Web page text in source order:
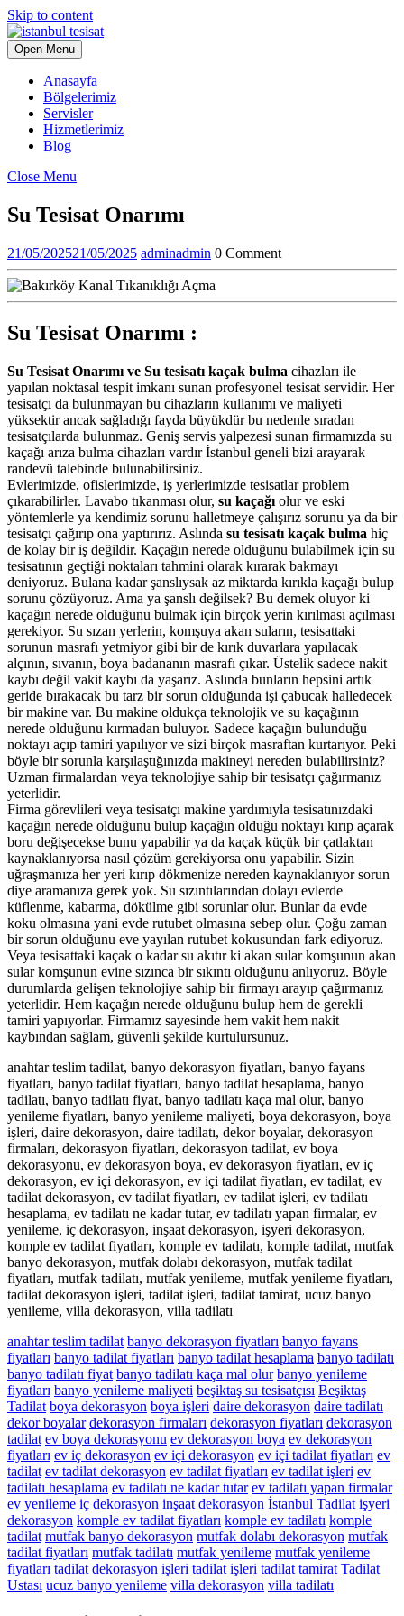
Skip to content
Open Menu
Anasayfa
Bölgelerimiz
Servisler
Hizmetlerimiz
Blog
Close Menu
Su Tesisat Onarımı
21/05/202521/05/2025 adminadmin 0 Comment
Su Tesisat Onarımı :
Su Tesisat Onarımı ve Su tesisatı kaçak bulma cihazları ile
yapılan noktasal tespit imkanı sunan profesyonel tesisat servidir. Her
tesisatçı da bulunmayan bu cihazların kullanımı ve maliyeti
yüksektir ancak sağladığı fayda büyükdür bu nedenle sıradan
tesisatçılarda bulunmaz. Geniş servis yalpezesi sunan firmamızda su
kaçağı arıza bulma cihazları vardır İstanbul geneli bizi arayarak
randevü talebinde bulunabilirsiniz.
Evlerimizde, ofislerimizde, iş yerlerimizde tesisatlar problem
çıkarabilirler. Lavabo tıkanması olur, su kaçağı olur ve eski
yöntemlerle ya kendimiz sorunu halletmeye çalışırız sorunu ya da bir
tesisatçı çağırıp ona yaptırırız. Aslında su tesisatı kaçak bulma hiç
de kolay bir iş değildir. Kaçağın nerede olduğunu bulabilmek için su
tesisatının geçtiği noktaları tahmini olarak kırarak bakmayı
deniyoruz. Bulana kadar şanslıysak az miktarda kırıkla kaçağı bulup
sorunu çözüyoruz. Ama ya şanslı değilsek? Bu demek oluyor ki
kaçağın nerede olduğunu bulmak için birçok yerin kırılması açılması
gerekiyor. Su sızan yerlerin, komşuya akan suların, tesisattaki
sorunun masrafı yetmiyor gibi bir de kırık duvarlara yapılacak
alçının, sıvanın, boya badananın masrafı çıkar. Üstelik sadece nakit
kaybı değil vakit kaybı da yaşarız. Aslında bunların hepsini artık
geride bırakacak bu tarz bir sorun olduğunda işi çabucak halledecek
bir makine var. Bu makine oldukça teknolojik ve su kaçağının
nerede olduğunu kırmadan buluyor. Sadece kaçağın bulunduğu
noktayı açıp tamiri yapılıyor ve sizi birçok masraftan kurtarıyor. Peki
böyle bir sorunla karşılaştığınızda makineyi nereden bulabilirsiniz?
Uzman firmalardan veya teknolojiye sahip bir tesisatçı çağırmanız
yeterlidir.
Firma görevlileri veya tesisatçı makine yardımıyla tesisatınızdaki
kaçağın nerede olduğunu bulup kaçağın olduğu noktayı kırıp açarak
boru değişecekse bunu yapabilir ya da kaçak küçük bir çatlaktan
kaynaklanıyorsa nasıl çözüm gerekiyorsa onu yapabilir. Sizin
uğraşmanıza her yeri kırıp dökmenize nereden kaynaklanıyor sorun
diye aramanıza gerek yok. Su sızıntılarından dolayı evlerde
küflenme, kabarma, dökülme gibi sorunlar olur. Bunlar da evde
koku olmasına yani evde rutubet olmasına sebep olur. Çoğu zaman
bir sorun olduğunu eve yayılan rutubet kokusundan fark ediyoruz.
Veya tesisattaki kaçak o kadar su akıtır ki akan sular komşunun akan
sular komşunun evine sızınca bir sıkıntı olduğunu anlıyoruz. Böyle
durumlarda gelişen teknolojiye sahip bir firmayı arayıp çağırmanız
yeterlidir. Hem kaçağın nerede olduğunu bulup hem de gerekli
tamiri yapıyorlar. Firmamız sayesinde hem vakit hem nakit
kaybından sağlam, güvenli şekilde kurtulursunuz.
anahtar teslim tadilat, banyo dekorasyon fiyatları, banyo fayans
fiyatları, banyo tadilat fiyatları, banyo tadilat hesaplama, banyo
tadilatı, banyo tadilatı fiyat, banyo tadilatı kaça mal olur, banyo
yenileme fiyatları, banyo yenileme maliyeti, boya dekorasyon, boya
işleri, daire dekorasyon, daire tadilatı, dekor boyalar, dekorasyon
firmaları, dekorasyon fiyatları, dekorasyon tadilat, ev boya
dekorasyonu, ev dekorasyon boya, ev dekorasyon fiyatları, ev iç
dekorasyon, ev içi dekorasyon, ev içi tadilat fiyatları, ev tadilat, ev
tadilat dekorasyon, ev tadilat fiyatları, ev tadilat işleri, ev tadilatı
hesaplama, ev tadilatı ne kadar tutar, ev tadilatı yapan firmalar, ev
yenileme, iç dekorasyon, inşaat dekorasyon, işyeri dekorasyon,
komple ev tadilat fiyatları, komple ev tadilatı, komple tadilat, mutfak
banyo dekorasyon, mutfak dolabı dekorasyon, mutfak tadilat
fiyatları, mutfak tadilatı, mutfak yenileme, mutfak yenileme fiyatları,
tadilat dekorasyon işleri, tadilat işleri, tadilat tamirat, ucuz banyo
yenileme, villa dekorasyon, villa tadilatı
anahtar teslim tadilat banyo dekorasyon fiyatları banyo fayans
fiyatları banyo tadilat fiyatları banyo tadilat hesaplama banyo tadilatı
banyo tadilatı fiyat banyo tadilatı kaça mal olur banyo yenileme
fiyatları banyo yenileme maliyeti beşiktaş su tesisatçısı Beşiktaş
Tadilat boya dekorasyon boya işleri daire dekorasyon daire tadilatı
dekor boyalar dekorasyon firmaları dekorasyon fiyatları dekorasyon
tadilat ev boya dekorasyonu ev dekorasyon boya ev dekorasyon
fiyatları ev iç dekorasyon ev içi dekorasyon ev içi tadilat fiyatları ev
tadilat ev tadilat dekorasyon ev tadilat fiyatları ev tadilat işleri ev
tadilatı hesaplama ev tadilatı ne kadar tutar ev tadilatı yapan firmalar
ev yenileme iç dekorasyon inşaat dekorasyon İstanbul Tadilat işyeri
dekorasyon komple ev tadilat fiyatları komple ev tadilatı komple
tadilat mutfak banyo dekorasyon mutfak dolabı dekorasyon mutfak
tadilat fiyatları mutfak tadilatı mutfak yenileme mutfak yenileme
fiyatları tadilat dekorasyon işleri tadilat işleri tadilat tamirat Tadilat
Ustası ucuz banyo yenileme villa dekorasyon villa tadilatı